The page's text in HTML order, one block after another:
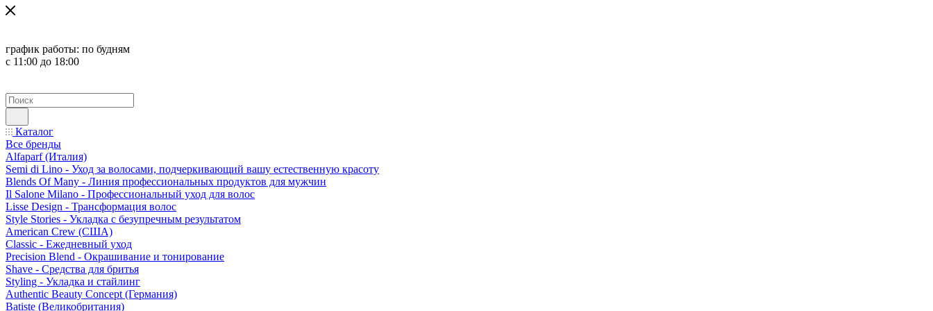
график работы: по будням
с 11:00 до 18:00
Каталог
Все бренды
Alfaparf (Италия)
Semi di Lino - Уход за волосами, подчеркивающий вашу естественную красоту
Blends Of Many - Линия профессиональных продуктов для мужчин
Il Salone Milano - Профессиональный уход для волос
Lisse Design - Трансформация волос
Style Stories - Укладка с безупречным результатом
American Crew (США)
Classic - Ежедневный уход
Precision Blend - Окрашивание и тонирование
Shave - Средства для бритья
Styling - Укладка и стайлинг
Authentic Beauty Concept (Германия)
Batiste (Великобритания)